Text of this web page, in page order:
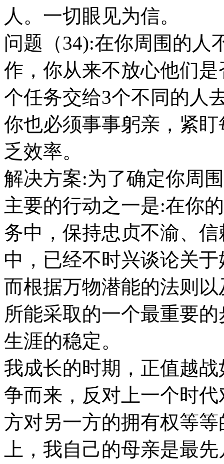
人。一切眼见为信。
问题（34):在你周围的人
作，你从来不放心他们
个任务交给3个不同的人
你也必须事事躬亲，紧
乏效率。
解决方案:为了确定你周
主要的行动之一是:在你
务中，保持忠贞不渝、
中，已经不时兴谈论关
而根据万物潜能的法则
所能采取的一个最重要
生涯的稳定。
我成长的时期，正值越
争而来，反对上一个时
方对另一方的拥有权等
上，我自己的母亲是最